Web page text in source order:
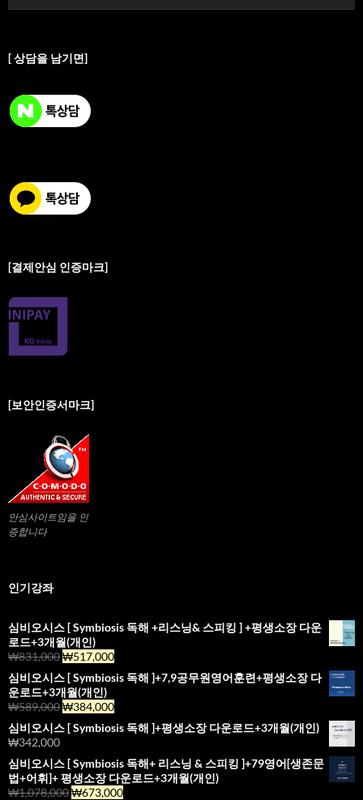
[ 상담을 남기면]
[결제안심 인증마크]
[보안인증서마크]
안심사이트임을 인
증합니다
인기강좌
심비오시스 [ Symbiosis 독해 +리스닝& 스피킹 ] +평생소장 다운
로드+3개월(개인)
₩831,000₩517,000
심비오시스 [ Symbiosis 독해 ]+7,9공무원영어훈련+평생소장 다
운로드+3개월(개인)
₩589,000₩384,000
심비오시스 [ Symbiosis 독해 ]+평생소장 다운로드+3개월(개인)
₩342,000
심비오시스 [ Symbiosis 독해+ 리스닝 & 스피킹 ]+79영어[생존문
법+어휘]+ 평생소장 다운로드+3개월(개인)
₩1,078,000₩673,000